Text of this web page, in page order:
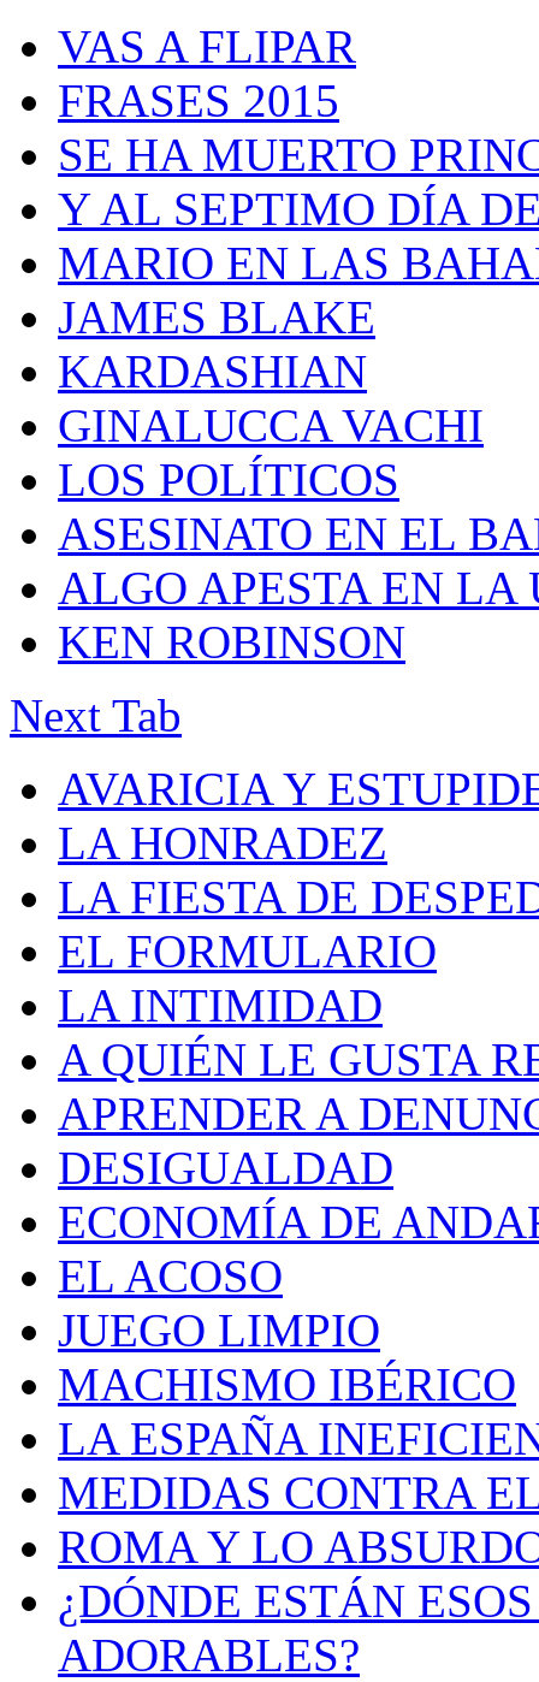
VAS A FLIPAR
FRASES 2015
SE HA MUERTO
Y AL SEPTIMO DÍA
MARIO EN LAS
JAMES BLAKE
KARDASHIAN
GINALUCCA VACHI
LOS POLÍTICOS
ASESINATO EN EL
ALGO APESTA EN
KEN ROBINSON
Next Tab
AVARICIA Y
LA HONRADEZ
LA FIESTA DE
EL FORMULARIO
LA INTIMIDAD
A QUIÉN LE GUSTA
APRENDER A
DESIGUALDAD
ECONOMÍA DE
EL ACOSO
JUEGO LIMPIO
MACHISMO IBÉRICO
LA ESPAÑA
MEDIDAS CONTRA
ROMA Y LO
¿DÓNDE ESTÁN
ADORABLES?